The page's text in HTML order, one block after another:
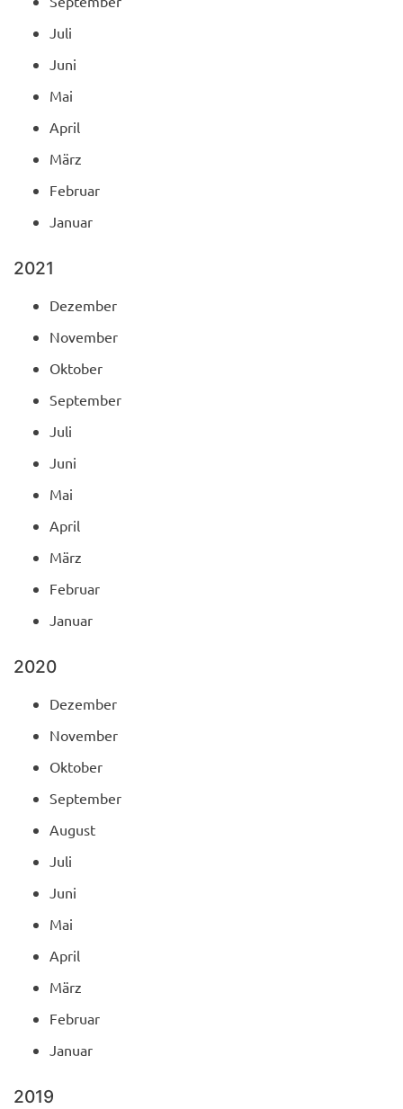
Juli
Juni
Mai
April
März
Februar
Januar
2021
Dezember
November
Oktober
September
Juli
Juni
Mai
April
März
Februar
Januar
2020
Dezember
November
Oktober
September
August
Juli
Juni
Mai
April
März
Februar
Januar
2019